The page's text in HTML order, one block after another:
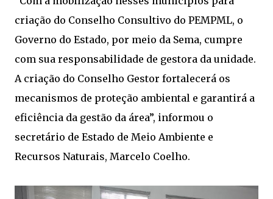
criação do Conselho Consultivo do PEMPML, o
Governo do Estado, por meio da Sema, cumpre
com sua responsabilidade de gestora da unidade.
A criação do Conselho Gestor fortalecerá os
mecanismos de proteção ambiental e garantirá a
eficiência da gestão da área”, informou o
secretário de Estado de Meio Ambiente e
Recursos Naturais, Marcelo Coelho.